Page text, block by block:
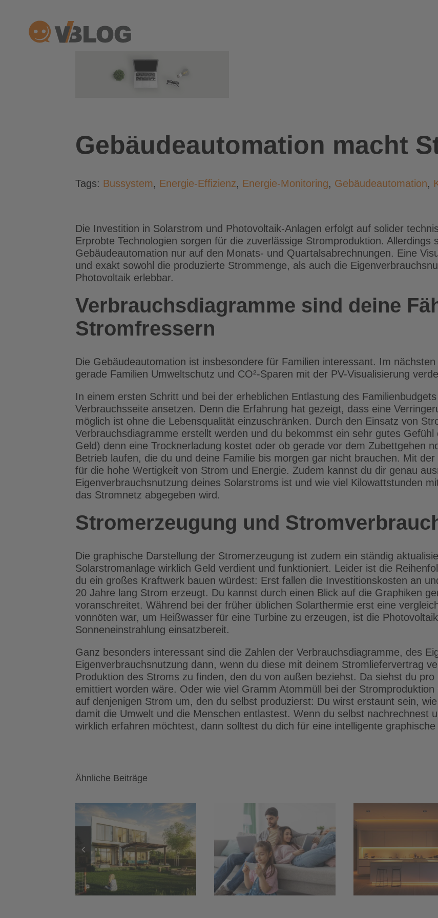
springen
Gebäudeautomation macht
Tags: Bussystem, Energie-Effizienz, Energie-Monitoring, Gebäudeautomation,
Die Investition in Solarstrom und Photovoltaik-Anlagen erfolgt auf solider
Erprobte Technologien sorgen für die zuverlässige Stromproduktion. Allerdings
Gebäudeautomation nur auf den Monats- und Quartalsabrechnungen. Eine
und exakt sowohl die produzierte Strommenge, als auch die
Photovoltaik erlebbar.
Verbrauchsdiagramme sind deine
Stromfressern
Die Gebäudeautomation ist insbesondere für Familien interessant. Im
gerade Familien Umweltschutz und CO²-Sparen mit der PV-Visualisierung
In einem ersten Schritt und bei der erheblichen Entlastung des
Verbrauchsseite ansetzen. Denn die Erfahrung hat gezeigt, dass eine
möglich ist ohne die Lebensqualität einzuschränken. Durch den Einsatz von
Verbrauchsdiagramme erstellt werden und du bekommst ein sehr gutes
Geld) denn eine Trocknerladung kostet oder ob gerade vor dem Zubettgehen
Betrieb laufen, die du und deine Familie bis morgen gar nicht brauchen. Mit
für die hohe Wertigkeit von Strom und Energie. Zudem kannst du dir genau
Eigenverbrauchsnutzung deines Solarstroms ist und wie viel Kilowattstunden
das Stromnetz abgegeben wird.
Stromerzeugung und
Die graphische Darstellung der Stromerzeugung ist zudem ein ständig
Solarstromanlage wirklich Geld verdient und funktioniert. Leider ist die
du ein großes Kraftwerk bauen würdest: Erst fallen die Investitionskosten an
20 Jahre lang Strom erzeugt. Du kannst durch einen Blick auf die Graphiken
voranschreitet. Während bei der früher üblichen Solarthermie erst eine
vonnöten war, um Heißwasser für eine Turbine zu erzeugen, ist die
Sonneneinstrahlung einsatzbereit.
Ganz besonders interessant sind die Zahlen der Verbrauchsdiagramme, des
Eigenverbrauchsnutzung dann, wenn du diese mit deinem Stromliefervertrag
Produktion des Stroms zu finden, den du von außen beziehst. Da siehst du pro
emittiert worden wäre. Oder wie viel Gramm Atommüll bei der
auf denjenigen Strom um, den du selbst produzierst: Du wirst erstaunt sein,
damit die Umwelt und die Menschen entlastest. Wenn du selbst nachrechnest
wirklich erfahren möchtest, dann solltest du dich für eine intelligente
Ähnliche Beiträge
einrichten: Das
unsichtbare
Fundament für
dein KNX Smart
Home
LED-Streifen und
LED-Spots:
Flimmerfreies
Dimmen mit 24-
Konstantspannung